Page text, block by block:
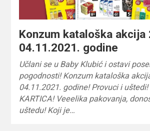
Konzum kataloška akcija
04.11.2021. godine
Učlani se u Baby Klubić i ostavi
pogodnosti! Konzum kataloška
04.11.2021. godine! Provuci i
KARTICA! Veeelika pakovanja,
uštedu! Koji je…